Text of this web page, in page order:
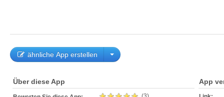
ähnliche App erstellen
Über diese App App